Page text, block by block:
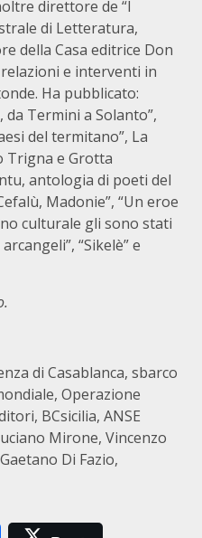
direttore de “I
di Letteratura,
della Casa editrice Don
e interventi in
Ha pubblicato:
da Termini a Solanto”,
del termitano”, La
Trigna e Grotta
antologia di poeti del
Madonie”, “Un eroe
culturale gli sono stati
“Sikelè” e
di Casablanca, sbarco
Operazione
BCsicilia, ANSE
Mirone, Vincenzo
Di Fazio,